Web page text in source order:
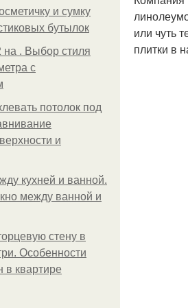
и сумку
бутылок
на . Выбор стиля
с
потолок под
и
кухней и ванной.
между ванной и
стену в
Особенности
в квартире
или чуть
плитки в